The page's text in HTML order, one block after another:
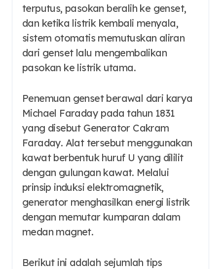
terputus, pasokan beralih ke genset,
dan ketika listrik kembali menyala,
sistem otomatis memutuskan aliran
dari genset lalu mengembalikan
pasokan ke listrik utama.
Penemuan genset berawal dari karya
Michael Faraday pada tahun 1831
yang disebut Generator Cakram
Faraday. Alat tersebut menggunakan
kawat berbentuk huruf U yang dililit
dengan gulungan kawat. Melalui
prinsip induksi elektromagnetik,
generator menghasilkan energi listrik
dengan memutar kumparan dalam
medan magnet.
Berikut ini adalah sejumlah tips